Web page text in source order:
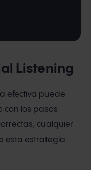
Listening
efectiva puede
con los pasos
cualquier
esta estrategia.